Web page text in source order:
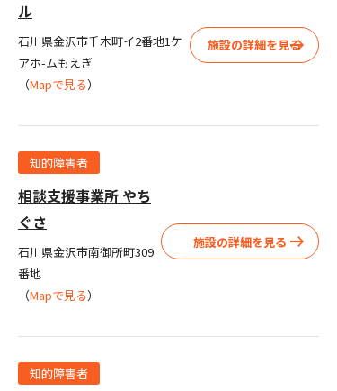
ル
石川県金沢市千木町イ2番地1ケ
アホ-ムもえぎ
（Mapで見る）
施設の詳細を見る
知的障害者
相談支援事業所 やち
ぐさ
石川県金沢市南御所町309
番地
（Mapで見る）
施設の詳細を見る
知的障害者